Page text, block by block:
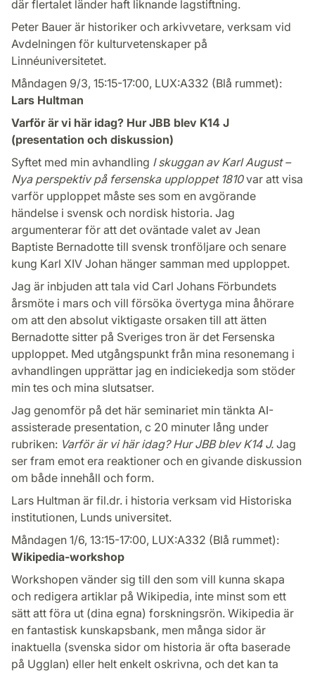
där flertalet länder haft liknande lagstiftning.
Peter Bauer är historiker och arkivvetare, verksam vid
Avdelningen för kulturvetenskaper på
Linnéuniversitetet.
Måndagen 9/3, 15:15-17:00, LUX:A332 (Blå rummet):
Lars Hultman
Varför är vi här idag? Hur JBB blev K14 J
(presentation och diskussion)
Syftet med min avhandling I skuggan av Karl August –
Nya perspektiv på fersenska upploppet 1810var att visa
varför upploppet måste ses som en avgörande
händelse i svensk och nordisk historia. Jag
argumenterar för att det oväntade valet av Jean
Baptiste Bernadotte till svensk tronföljare och senare
kung Karl XIV Johan hänger samman med upploppet.
Jag är inbjuden att tala vid Carl Johans Förbundets
årsmöte i mars och vill försöka övertyga mina åhörare
om att den absolut viktigaste orsaken till att ätten
Bernadotte sitter på Sveriges tron är det Fersenska
upploppet. Med utgångspunkt från mina resonemang i
avhandlingen upprättar jag en indiciekedja som stöder
min tes och mina slutsatser.
Jag genomför på det här seminariet min tänkta AI-
assisterade presentation, c 20 minuter lång under
rubriken: Varför är vi här idag? Hur JBB blev K14 J. Jag
ser fram emot era reaktioner och en givande diskussion
om både innehåll och form.
Lars Hultman är fil.dr. i historia verksam vid Historiska
institutionen, Lunds universitet.
Måndagen 1/6, 13:15-17:00, LUX:A332 (Blå rummet):
Wikipedia-workshop
Workshopen vänder sig till den som vill kunna skapa
och redigera artiklar på Wikipedia, inte minst som ett
sätt att föra ut (dina egna) forskningsrön. Wikipedia är
en fantastisk kunskapsbank, men många sidor är
inaktuella (svenska sidor om historia är ofta baserade
på Ugglan) eller helt enkelt oskrivna, och det kan ta